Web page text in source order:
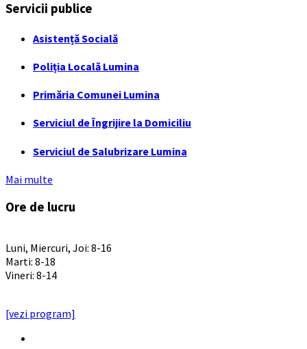
Servicii publice
Asistență Socială
Poliția Locală Lumina
Primăria Comunei Lumina
Serviciul de Îngrijire la Domiciliu
Serviciul de Salubrizare Lumina
Mai multe
Ore de lucru
Luni, Miercuri, Joi: 8-16
Marti: 8-18
Vineri: 8-14
[vezi program]